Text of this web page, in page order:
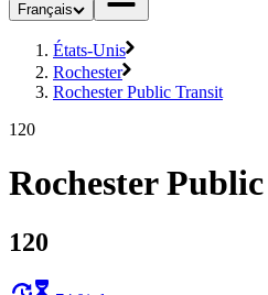
Français
États-Unis
Rochester
Rochester Public Transit
120
Rochester
120